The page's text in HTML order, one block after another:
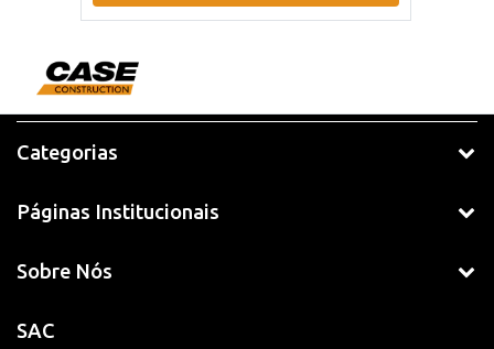
Categorias
Páginas Institucionais
Sobre Nós
SAC